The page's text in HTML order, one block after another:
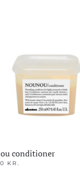
conditioner
KR.